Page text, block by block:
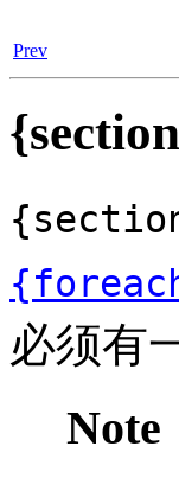
Prev
必须有
Note